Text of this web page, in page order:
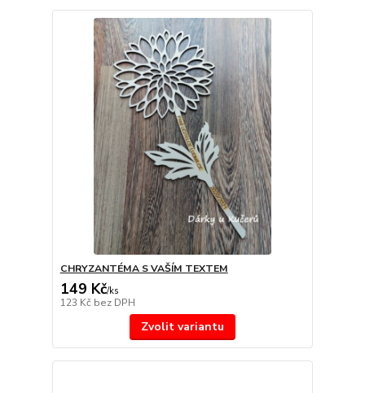
CHRYZANTÉMA S VAŠÍM TEXTEM
149 Kč/ks
123 Kč bez DPH
Zvolit variantu